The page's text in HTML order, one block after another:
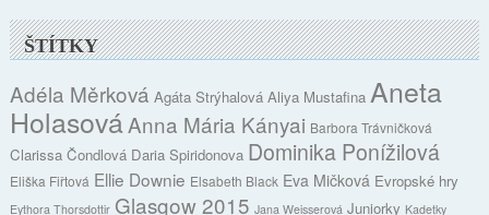
ŠTÍTKY
Adéla Měrková Agáta Strýhalová Aliya Mustafina Aneta
HolasováAnna Mária Kányai Barbora Trávničková
Clarissa Čondlová Daria Spiridonova Dominika Ponížilová
Eliška Fiřtová Ellie Downie Elsabeth Black Eva Mičková Evropské hry
Eythora Thorsdottir Glasgow 2015 Jana Weisserová Juniorky Kadetky